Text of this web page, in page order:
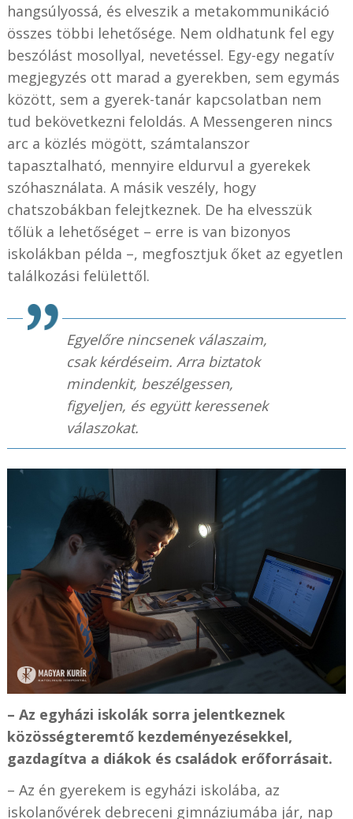
hangsúlyossá, és elveszik a metakommunikáció
összes többi lehetősége. Nem oldhatunk fel egy
beszólást mosollyal, nevetéssel. Egy-egy negatív
megjegyzés ott marad a gyerekben, sem egymás
között, sem a gyerek-tanár kapcsolatban nem
tud bekövetkezni feloldás. A Messengeren nincs
arc a közlés mögött, számtalanszor
tapasztalható, mennyire eldurvul a gyerekek
szóhasználata. A másik veszély, hogy
chatszobákban felejtkeznek. De ha elvesszük
tőlük a lehetőséget – erre is van bizonyos
iskolákban példa –, megfosztjuk őket az egyetlen
találkozási felülettől.
Egyelőre nincsenek válaszaim,
csak kérdéseim. Arra biztatok
mindenkit, beszélgessen,
figyeljen, és együtt keressenek
válaszokat.
– Az egyházi iskolák sorra jelentkeznek
közösségteremtő kezdeményezésekkel,
gazdagítva a diákok és családok erőforrásait.
– Az én gyerekem is egyházi iskolába, az
iskolanővérek debreceni gimnáziumába jár, nap